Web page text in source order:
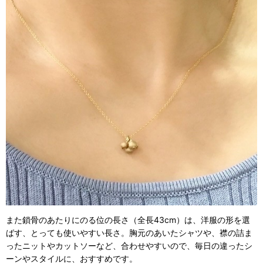
また鎖骨のあたりにのる位の長さ（全長43cm）は、洋服の形を選
ばす、とっても使いやすい長さ。胸元のあいたシャツや、襟の詰ま
ったニットやカットソーなど、合わせやすいので、毎日の違ったシ
ーンやスタイルに、おすすめです。